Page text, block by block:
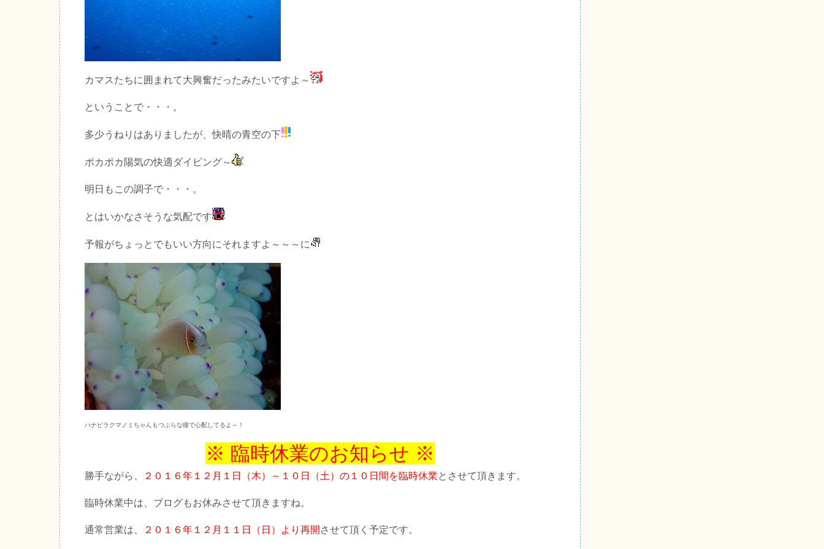
カマスたちに囲まれて大興奮だったみたいですよ～
ということで・・・。
多少うねりはありましたが、快晴の青空の下
ポカポカ陽気の快適ダイビング～
明日もこの調子で・・・。
とはいかなさそうな気配です
予報がちょっとでもいい方向にそれますよ～～～に
ハナビラクマノミちゃんもつぶらな瞳で心配してるよ～！
※ 臨時休業のお知らせ ※
勝手ながら、 ２０１６年１２月１日（木）～１０日（土）の１０日間を臨時休業とさせて頂きます。
臨時休業中は、ブログもお休みさせて頂きますね。
通常営業は、 ２０１６年１２月１１日（日）より再開 させて頂く予定です。